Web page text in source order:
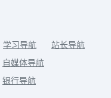
学习导航
站长导航
自媒体导航
银行导航